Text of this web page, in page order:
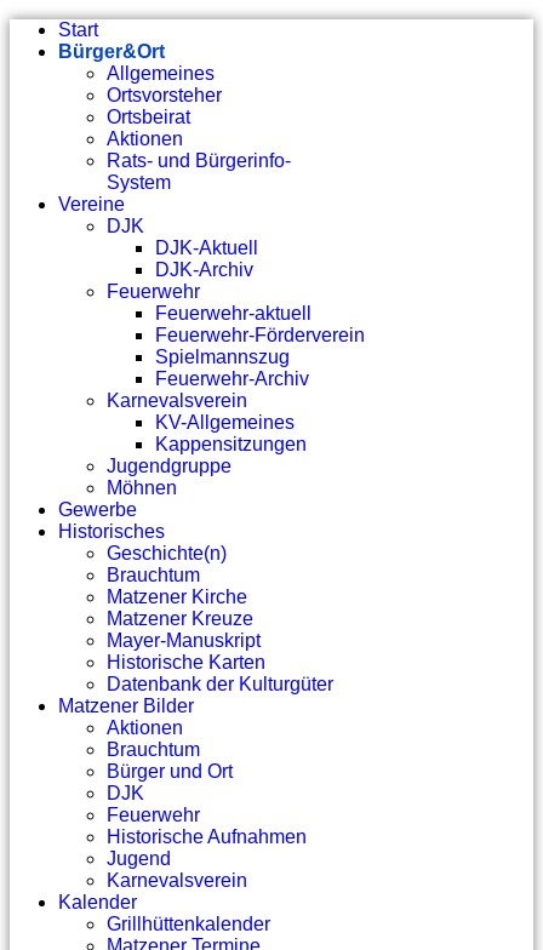
Start
Bürger&Ort
Allgemeines
Ortsvorsteher
Ortsbeirat
Aktionen
Rats- und Bürgerinfo-
System
Vereine
DJK
DJK-Aktuell
DJK-Archiv
Feuerwehr
Feuerwehr-aktuell
Feuerwehr-Förderverein
Spielmannszug
Feuerwehr-Archiv
Karnevalsverein
KV-Allgemeines
Kappensitzungen
Jugendgruppe
Möhnen
Gewerbe
Historisches
Geschichte(n)
Brauchtum
Matzener Kirche
Matzener Kreuze
Mayer-Manuskript
Historische Karten
Datenbank der Kulturgüter
Matzener Bilder
Aktionen
Brauchtum
Bürger und Ort
DJK
Feuerwehr
Historische Aufnahmen
Jugend
Karnevalsverein
Kalender
Grillhüttenkalender
Matzener Termine